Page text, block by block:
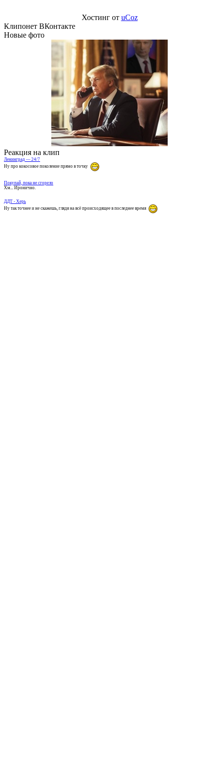
Хостинг от uCoz
Клипонет ВКонтакте
Новые фото
Реакция на клип
Ленинград — 24/7
Ну про кокосовое поколение прямо в точку
Покупай, пока не сгорело
Хм... Иронично.
ДДТ - Херь
Ну так точнее и не скажешь, глядя на всё происходящее в последнее время